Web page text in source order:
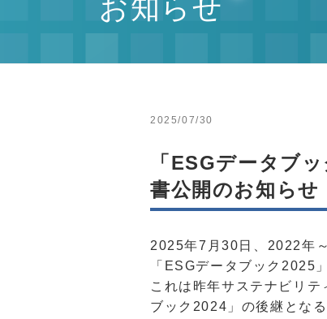
お知らせ
2025/07/30
「ESGデータブ
書公開のお知らせ
2025年7月30日、2022年
「ESGデータブック2025
これは昨年サステナビリ
ブック2024」の後継とな